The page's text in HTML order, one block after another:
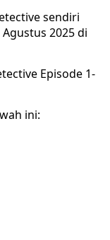
sendiri
2025 di
Episode 1-
ini: